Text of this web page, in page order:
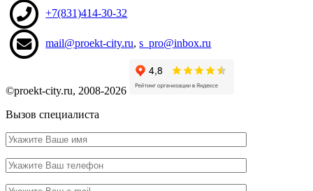
+7(831)414-30-32
mail@proekt-city.ru,s_pro@inbox.ru
©proekt-city.ru, 2008-2026
Вызов специалиста
Ваше
имя
Ваш
телефон